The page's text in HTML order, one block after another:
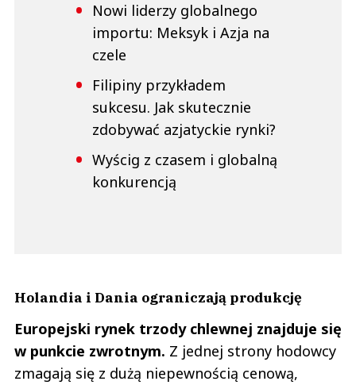
Nowi liderzy globalnego
importu: Meksyk i Azja na
czele
Filipiny przykładem
sukcesu. Jak skutecznie
zdobywać azjatyckie rynki?
Wyścig z czasem i globalną
konkurencją
Holandia i Dania ograniczają produkcję
Europejski rynek trzody chlewnej znajduje się
w punkcie zwrotnym. Z jednej strony hodowcy
zmagają się z dużą niepewnością cenową,